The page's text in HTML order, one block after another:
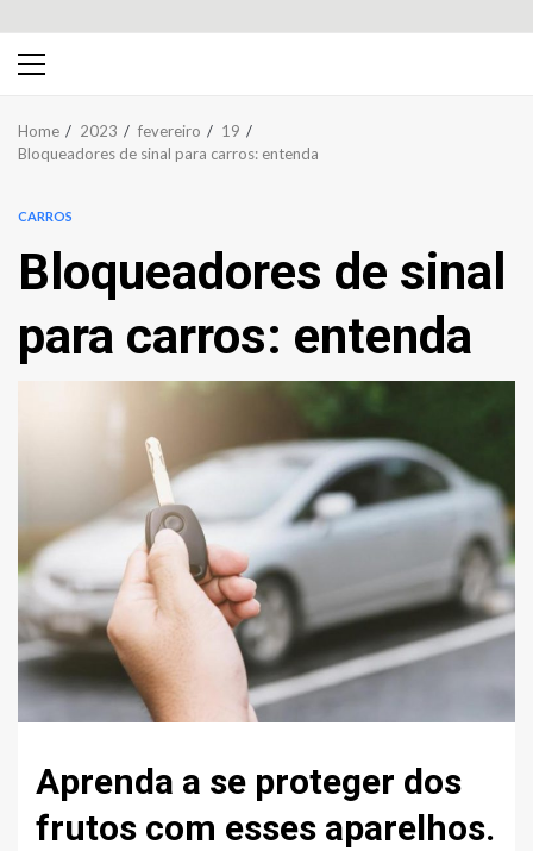
Primary
Home 2023 fevereiro
19
Bloqueadores de sinal para carros: entenda
CARROS
Bloqueadores de sinal
para carros: entenda
Aprenda a se proteger dos
frutos com esses aparelhos.